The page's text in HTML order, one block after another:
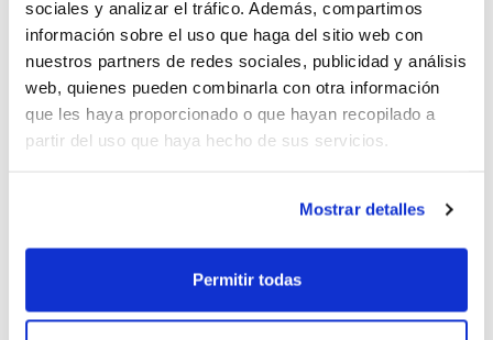
sociales y analizar el tráfico. Además, compartimos
información sobre el uso que haga del sitio web con
nuestros partners de redes sociales, publicidad y análisis
web, quienes pueden combinarla con otra información
que les haya proporcionado o que hayan recopilado a
partir del uso que haya hecho de sus servicios.
Mostrar detalles
Permitir todas